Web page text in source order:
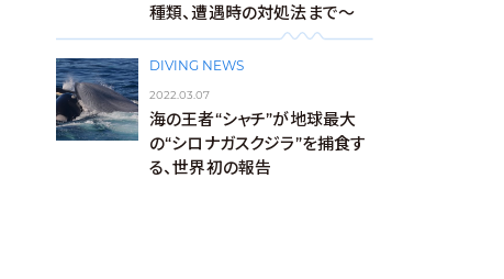
種類、遭遇時の対処法まで～
DIVING NEWS
2022.03.07
海の王者“シャチ”が地球最大
の“シロナガスクジラ”を捕食す
る、世界初の報告